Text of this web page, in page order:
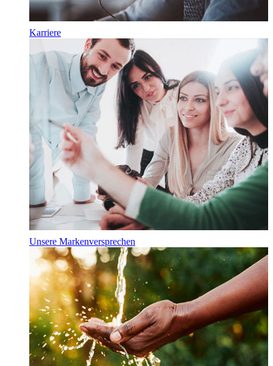
Karriere
Unsere Markenversprechen